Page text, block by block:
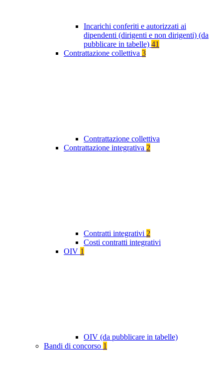
Incarichi conferiti e autorizzati ai
dipendenti (dirigenti e non dirigenti) (da
pubblicare in tabelle) 41
Contrattazione collettiva 3
Contrattazione collettiva
Contrattazione integrativa 2
Contratti integrativi 2
Costi contratti integrativi
OIV 1
OIV (da pubblicare in tabelle)
Bandi di concorso 1